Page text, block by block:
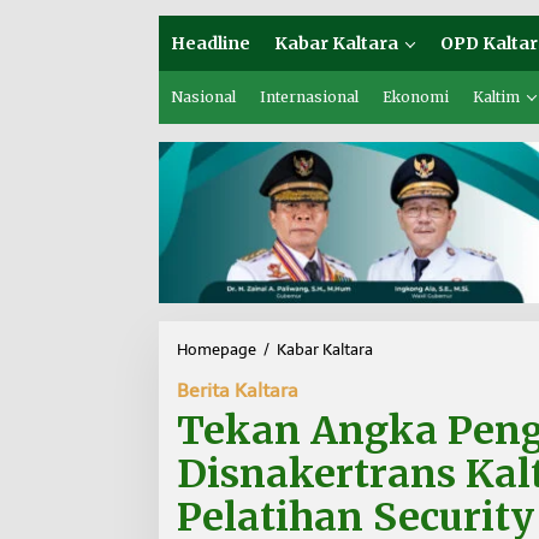
Headline Kabar Kaltara OPD
Nasional Internasional Ekonomi Kaltim
Homepage / Kabar Kaltara
n
A
g
k
Berita Kaltara
Tekan Angka
Disnakertrans
Pelatihan Security